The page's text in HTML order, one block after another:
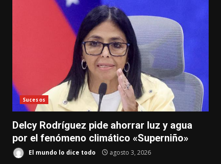
Sucesos
Delcy Rodríguez pide ahorrar luz y agua
por el fenómeno climático «Superniño»
El mundo lo dice todo agosto 3, 2026